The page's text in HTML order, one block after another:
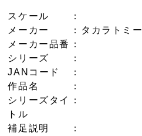
スケール
：
メーカー
：タカラトミー
メーカー品番
：
シリーズ
：
JANコード
：
作品名
：
シリーズタイ
トル
：
補足説明
：